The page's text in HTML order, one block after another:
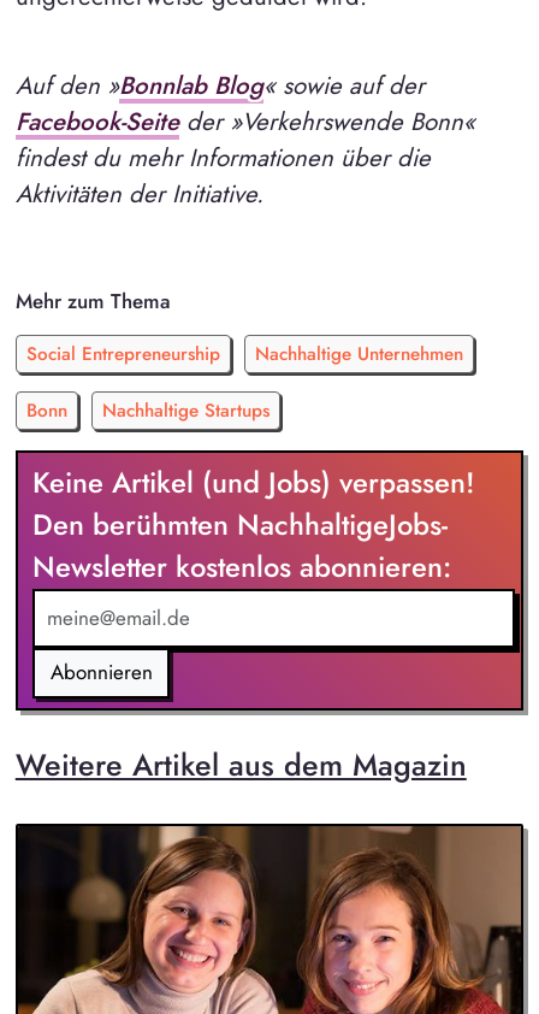
Auf den »Bonnlab Blog« sowie auf der
Facebook-Seiteder »Verkehrswende Bonn«
findest du mehr Informationen über die
Aktivitäten der Initiative.
Mehr zum Thema
Social Entrepreneurship Nachhaltige Unternehmen
Bonn Nachhaltige Startups
Keine Artikel (und Jobs) verpassen!
Den berühmten NachhaltigeJobs-
Newsletter kostenlos abonnieren:
Abonnieren
Weitere Artikel aus dem Magazin